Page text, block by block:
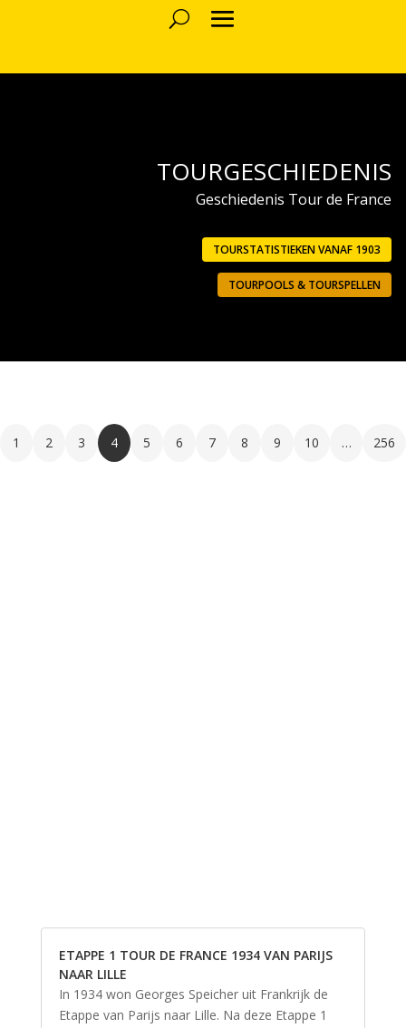
TOURGESCHIEDENIS
Geschiedenis Tour de France
TOURSTATISTIEKEN VANAF 1903
TOURPOOLS & TOURSPELLEN
1 2 3 4 5 6 7 8 9 10 … 256
ETAPPE 1 TOUR DE FRANCE 1934 VAN PARIJS
NAAR LILLE
In 1934 won Georges Speicher uit Frankrijk de
Etappe van Parijs naar Lille. Na deze Etappe 1